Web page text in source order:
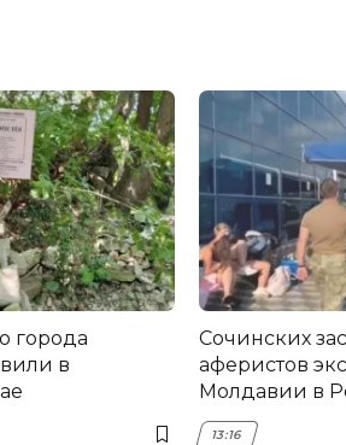
города
в
Сочинских
аферистов
Молдавии в
13:16